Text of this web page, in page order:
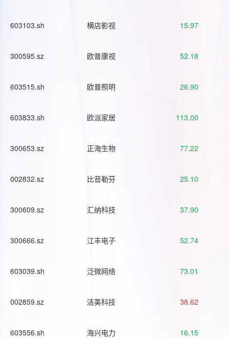
603103.sh 横店影视 15.97
300595.sz 欧普康视 52.18
603515.sh 欧普照明 26.90
603833.sh 欧派家居 113.00
300653.sz 正海生物 77.22
002832.sz 比音勒芬 25.10
300609.sz 汇纳科技 37.90
300666.sz 江丰电子 52.74
603039.sh 泛微网络 73.01
002859.sz 洁美科技 38.62
603556.sh 海兴电力 16.15